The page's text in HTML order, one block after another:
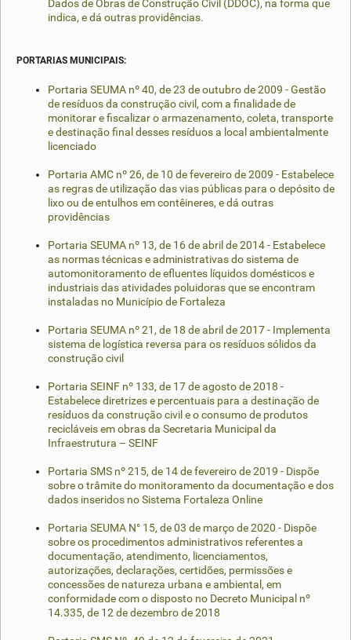
Dados de Obras de Construção Civil (DDOC), na forma que
indica, e dá outras providências.
PORTARIAS MUNICIPAIS:
Portaria SEUMA nº 40, de 23 de outubro de 2009 - Gestão
de resíduos da construção civil, com a finalidade de
monitorar e fiscalizar o armazenamento, coleta, transporte
e destinação final desses resíduos a local ambientalmente
licenciado
Portaria AMC nº 26, de 10 de fevereiro de 2009 - Estabelece
as regras de utilização das vias públicas para o depósito de
lixo ou de entulhos em contêineres, e dá outras
providências
Portaria SEUMA nº 13, de 16 de abril de 2014 - Estabelece
as normas técnicas e administrativas do sistema de
automonitoramento de efluentes líquidos domésticos e
industriais das atividades poluidoras que se encontram
instaladas no Município de Fortaleza
Portaria SEUMA nº 21, de 18 de abril de 2017 - Implementa
sistema de logística reversa para os resíduos sólidos da
construção civil
Portaria SEINF nº 133, de 17 de agosto de 2018 -
Estabelece diretrizes e percentuais para a destinação de
resíduos da construção civil e o consumo de produtos
recicláveis em obras da Secretaria Municipal da
Infraestrutura – SEINF
Portaria SMS nº 215, de 14 de fevereiro de 2019 - Dispõe
sobre o trâmite do monitoramento da documentação e dos
dados inseridos no Sistema Fortaleza Online
Portaria SEUMA N° 15, de 03 de março de 2020 - Dispõe
sobre os procedimentos administrativos referentes a
documentação, atendimento, licenciamentos,
autorizações, declarações, certidões, permissões e
concessões de natureza urbana e ambiental, em
conformidade com o disposto no Decreto Municipal nº
14.335, de 12 de dezembro de 2018